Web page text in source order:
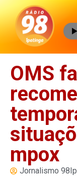
OMS
mpox
Jornalismo